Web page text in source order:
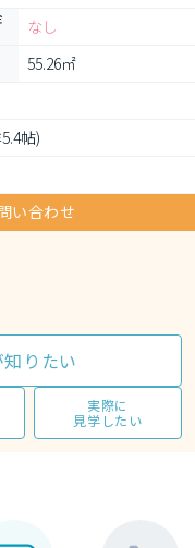
なし
55.26㎡
帖)
い合わせ
りたい
実際に
見学したい